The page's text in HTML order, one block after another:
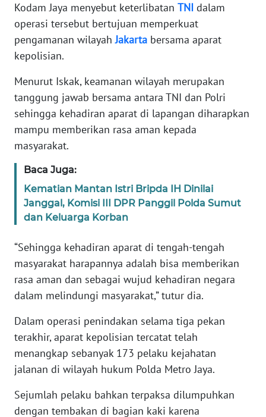
Kodam Jaya menyebut keterlibatan TNI dalam
operasi tersebut bertujuan memperkuat
pengamanan wilayahJakarta bersama aparat
kepolisian.
Menurut Iskak, keamanan wilayah merupakan
tanggung jawab bersama antara TNI dan Polri
sehingga kehadiran aparat di lapangan diharapkan
mampu memberikan rasa aman kepada
masyarakat.
Baca Juga:
Kematian Mantan Istri Bripda IH Dinilai
Janggal, Komisi III DPR Panggil Polda Sumut
dan Keluarga Korban
“Sehingga kehadiran aparat di tengah-tengah
masyarakat harapannya adalah bisa memberikan
rasa aman dan sebagai wujud kehadiran negara
dalam melindungi masyarakat,” tutur dia.
Dalam operasi penindakan selama tiga pekan
terakhir, aparat kepolisian tercatat telah
menangkap sebanyak 173 pelaku kejahatan
jalanan di wilayah hukum Polda Metro Jaya.
Sejumlah pelaku bahkan terpaksa dilumpuhkan
dengan tembakan di bagian kaki karena
WN
SUMUT
JAKARTA
WN
JABAR
BANTEN
WN
NTT
WN
KEPRI
WN
WN
BARAT
WN